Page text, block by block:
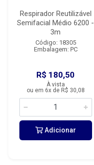
Respirador Reutilizável
Semifacial Médio 6200 -
3m
Código: 18305
Embalagem: PC
R$ 180,50
À vista
ou em 6x de R$ 30,08
Adicionar